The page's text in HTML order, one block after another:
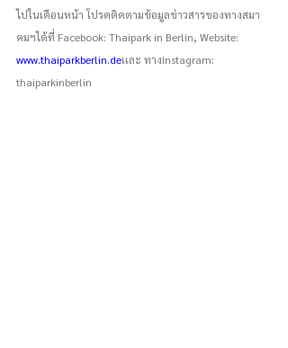
ไปในเดือนหน้า โปรดติดตามข้อมูลข่าวสารของทางสมา
คมฯได้ที่ Facebook: Thaipark in Berlin, Website:
www.thaiparkberlin.deเเละ ทางInstagram:
thaiparkinberlin